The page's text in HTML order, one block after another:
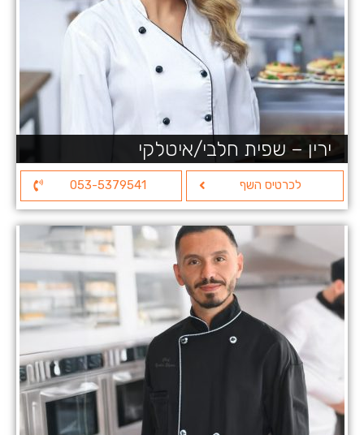
ירין – שפית חלבי/איטלקי
לכרטיס השף 053-5379541